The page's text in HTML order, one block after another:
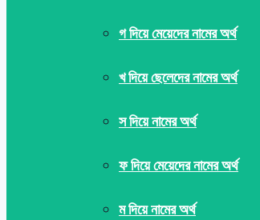
গ দিয়ে মেয়েদের নামের অর্থ
খ দিয়ে ছেলেদের নামের অর্থ
স দিয়ে নামের অর্থ
ফ দিয়ে মেয়েদের নামের অর্থ
ম দিয়ে নামের অর্থ